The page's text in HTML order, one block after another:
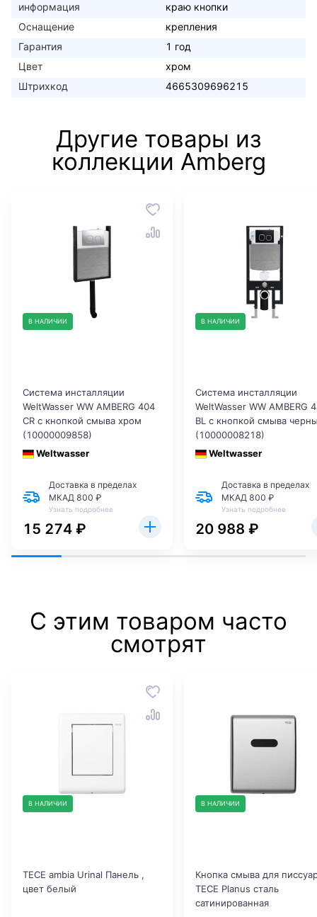
информация
краю кнопки
Оснащение
крепления
Гарантия
1 год
Цвет
хром
Штрихкод
4665309696215
Другие товары из
коллекции Amberg
В НАЛИЧИИ
Система инсталляции
WeltWasser WW AMBERG 404
CR с кнопкой смыва хром
(10000009858)
Weltwasser
Доставка в пределах
МКАД 800 ₽
Узнать подробнее
15 274 ₽
В НАЛИЧИИ
Система инсталляции
WeltWasser WW AMBERG
BL с кнопкой смыва
(10000008218)
Weltwasser
Доставка в пределах
МКАД 800 ₽
Узнать подробнее
20 988 ₽
С этим товаром часто
смотрят
В НАЛИЧИИ
TECE ambia Urinal Панель ,
цвет белый
В НАЛИЧИИ
Кнопка смыва для
TECE Planus сталь
сатинированная